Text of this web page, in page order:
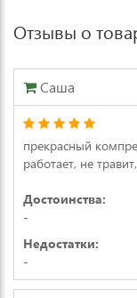
Отзывы о
Саша
прекрасный
работает, не
Достоинства:
-
Недостатки:
-